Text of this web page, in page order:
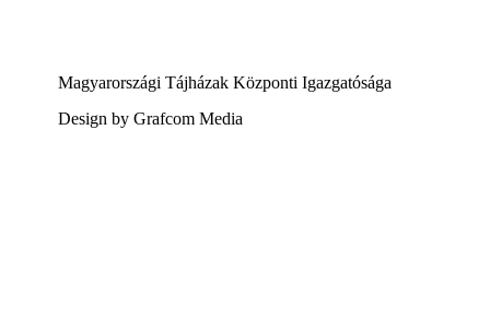
Magyarországi Tájházak Központi Igazgatósága
Design by Grafcom Media